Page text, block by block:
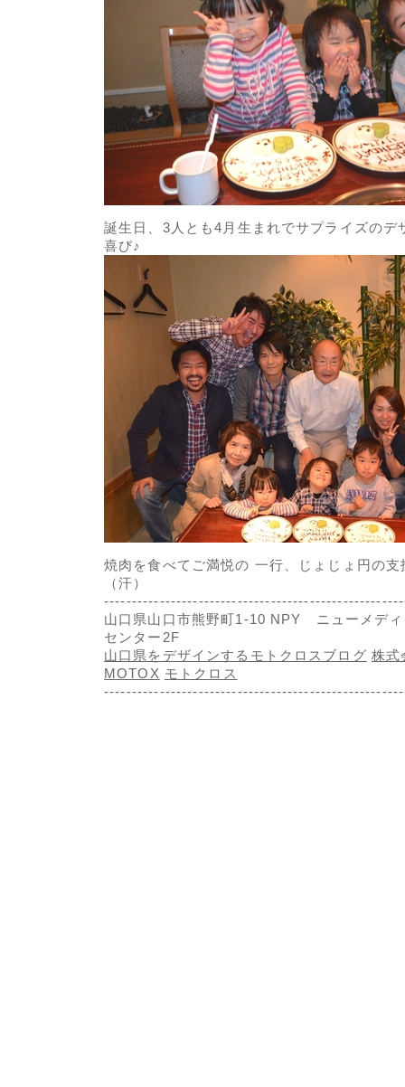
誕生日、3人とも4月生まれでサプライズのデ
喜び♪
焼肉を食べてご満悦の 一行、じょじょ円の
（汗）
山口県山口市熊野町1-10 NPY ニューメデ
センター2F
山口県をデザインするモトクロスブログ 株式
MOTOX モトクロス